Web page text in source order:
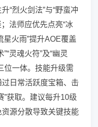
“烈火剑法”与“野蛮冲
法师应优先点亮“冰
星火雨”提升AOE覆盖
灵魂火符”及“幽灵
位一体。技能升级需
日常活跃度宝箱、击
”获取。建议每升10级
源分散导致关键技能